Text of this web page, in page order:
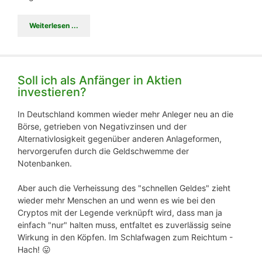
Weiterlesen ...
Soll ich als Anfänger in Aktien
investieren?
In Deutschland kommen wieder mehr Anleger neu an die
Börse, getrieben von Negativzinsen und der
Alternativlosigkeit gegenüber anderen Anlageformen,
hervorgerufen durch die Geldschwemme der
Notenbanken.
Aber auch die Verheissung des "schnellen Geldes" zieht
wieder mehr Menschen an und wenn es wie bei den
Cryptos mit der Legende verknüpft wird, dass man ja
einfach "nur" halten muss, entfaltet es zuverlässig seine
Wirkung in den Köpfen. Im Schlafwagen zum Reichtum -
Hach! 😛